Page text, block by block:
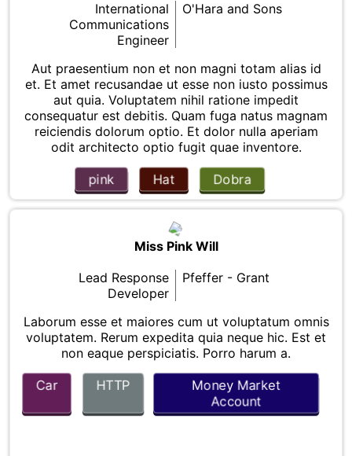
International
Communications
Engineer
O'Hara and Sons
Aut praesentium non et non magni totam alias id
et. Et amet recusandae ut esse non iusto possimus
aut quia. Voluptatem nihil ratione impedit
consequatur est debitis. Quam fuga natus magnam
reiciendis dolorum optio. Et dolor nulla aperiam
odit architecto optio fugit quae inventore.
pink Hat Dobra
Miss Pink Will
Lead Response
Developer
Pfeffer - Grant
Laborum esse et maiores cum ut voluptatum omnis
voluptatem. Rerum expedita quia neque hic. Est et
non eaque perspiciatis. Porro harum a.
Car HTTP
Money Market
Account